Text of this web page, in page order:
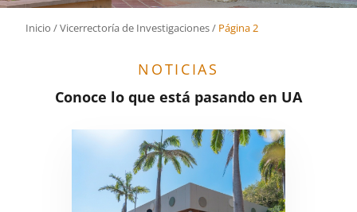
Inicio /Vicerrectoría de Investigaciones/Página 2
NOTICIAS
Conoce lo que está pasando en UA